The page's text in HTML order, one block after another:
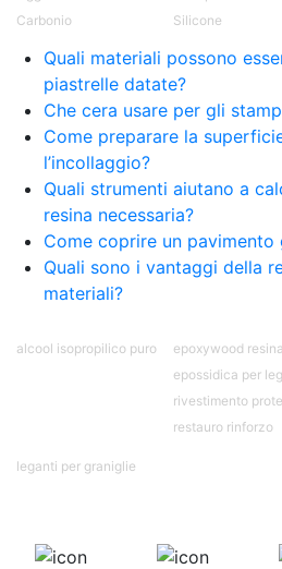
Pavimento epossidico
Applicazioni di Epossidici
Mastice epossidico
bicomponente Malta
bicomponente Pavimento
contro Epossidica Colla
all
Carbonio
Silicone
Quali materiali possono
piastrelle datate?
Che cera usare per gli
Come preparare la
l’incollaggio?
Quali strumenti aiutano a
resina necessaria?
Come coprire un pavimento
Quali sono i vantaggi della
materiali?
alcool isopropilico puro
epoxywood resina
epossidica per
rivestimento
restauro rinforzo
leganti per graniglie